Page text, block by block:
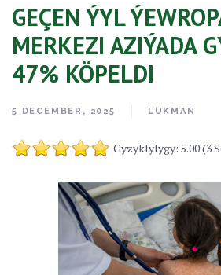
GEÇEN ÝYL
MERKEZI AZIÝADA
47% KÖPELDI
5 DECEMBER, 2025 LUKMAN
Gyzyklylygy: 5.00 (3